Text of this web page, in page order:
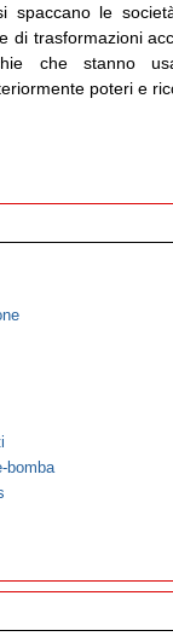
spaccano le
di trasformazioni
che stanno
poteri e
bomba